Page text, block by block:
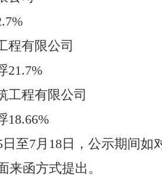
程有限公司
21.7%
工程有限公司
18.66%
日至7月 18日 ，公示期间如
来函方式提出。